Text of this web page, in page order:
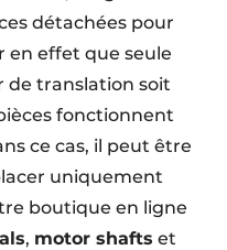
détachées pour
en effet que seule
de translation soit
fonctionnent
ce cas, il peut être
uniquement
boutique en ligne
, motor shafts et